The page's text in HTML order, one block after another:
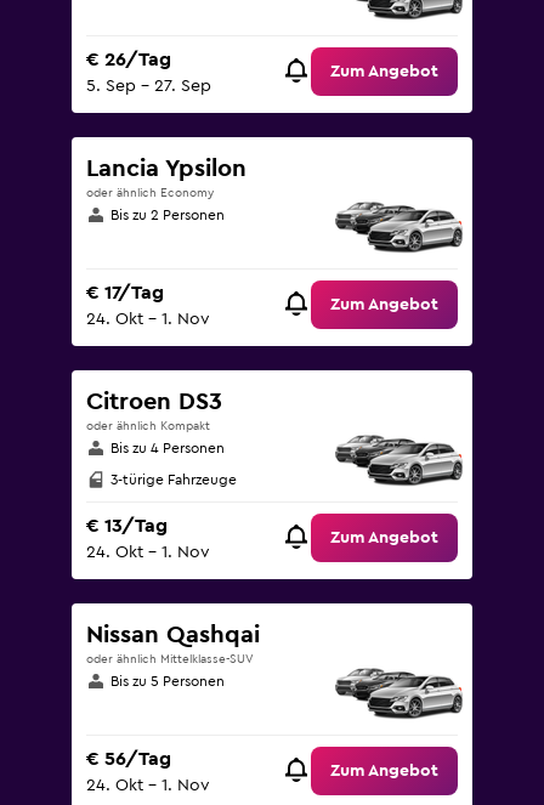
€ 26/Tag
5. Sep – 27. Sep
Zum Angebot
Lancia Ypsilon
oder ähnlich Economy
Bis zu 2 Personen
€ 17/Tag
24. Okt – 1. Nov
Zum Angebot
Citroen DS3
oder ähnlich Kompakt
Bis zu 4 Personen
3-türige Fahrzeuge
€ 13/Tag
24. Okt – 1. Nov
Zum Angebot
Nissan Qashqai
oder ähnlich Mittelklasse-SUV
Bis zu 5 Personen
€ 56/Tag
24. Okt – 1. Nov
Zum Angebot